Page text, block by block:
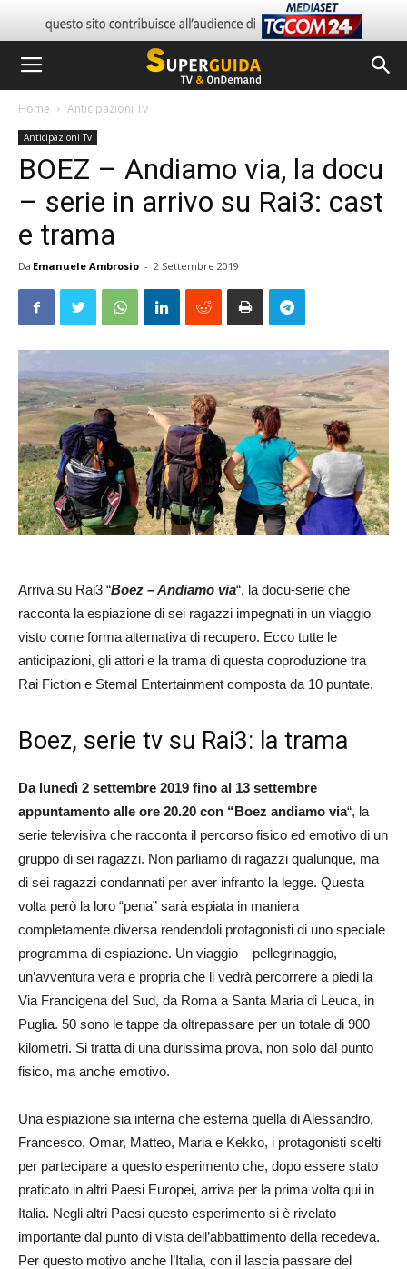
Home Anticipazioni Tv
Anticipazioni Tv
BOEZ – Andiamo via, la docu
– serie in arrivo su Rai3: cast
e trama
Da Emanuele Ambrosio - 2 Settembre 2019
Arriva su Rai3 “Boez – Andiamo via“, la docu-serie che
racconta la espiazione di sei ragazzi impegnati in un viaggio
visto come forma alternativa di recupero. Ecco tutte le
anticipazioni, gli attori e la trama di questa coproduzione tra
Rai Fiction e Stemal Entertainment composta da 10 puntate.
Boez, serie tv su Rai3: la trama
Da lunedì 2 settembre 2019 fino al 13 settembre
appuntamento alle ore 20.20 con “Boez andiamo via“, la
serie televisiva che racconta il percorso fisico ed emotivo di un
gruppo di sei ragazzi. Non parliamo di ragazzi qualunque, ma
di sei ragazzi condannati per aver infranto la legge. Questa
volta però la loro “pena” sarà espiata in maniera
completamente diversa rendendoli protagonisti di uno speciale
programma di espiazione. Un viaggio – pellegrinaggio,
un’avventura vera e propria che li vedrà percorrere a piedi la
Via Francigena del Sud, da Roma a Santa Maria di Leuca, in
Puglia. 50 sono le tappe da oltrepassare per un totale di 900
kilometri. Si tratta di una durissima prova, non solo dal punto
fisico, ma anche emotivo.
Una espiazione sia interna che esterna quella di Alessandro,
Francesco, Omar, Matteo, Maria e Kekko, i protagonisti scelti
per partecipare a questo esperimento che, dopo essere stato
praticato in altri Paesi Europei, arriva per la prima volta qui in
Italia. Negli altri Paesi questo esperimento si è rivelato
importante dal punto di vista dell’abbattimento della recedeva.
Per questo motivo anche l’Italia, con il lascia passare del